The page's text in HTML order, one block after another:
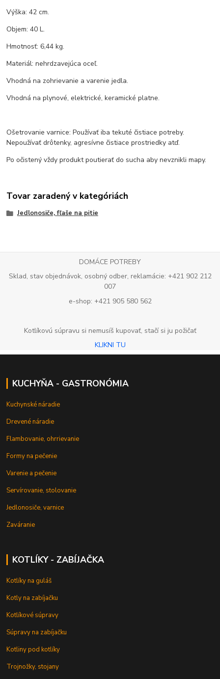
Výška: 42 cm.
Objem: 40 L.
Hmotnosť: 6,44 kg.
Materiál: nehrdzavejúca oceľ.
Vhodná na zohrievanie a varenie jedla.
Vhodná na plynové, elektrické, keramické platne.
Ošetrovanie varnice: Používať iba tekuté čistiace potreby.
Nepoužívať drôtenky, agresívne čistiace prostriedky atď.
Po očistený vždy produkt poutierať do sucha aby nevznikli mapy.
Tovar zaradený v kategóriách
Jedlonosiče, fľaše na pitie
DOMÁCE POTREBY
Sklad, stav objednávok, osobný odber, reklamácie: +421 902 212
007
e-shop: +421 905 580 562
Kotlíkovú súpravu si nemusíš kupovať, stačí si ju požičať
KLIKNI TU
KUCHYŇA - GASTRONÓMIA
Kuchynské náradie
Drevené náradie
Flambovanie, ohrrievanie
Formy na pečenie
Varenie a pečenie
Servírovanie, stolovanie
Jedlonosiče, varnice
Zaváranie
KOTLÍKY - ZABÍJAČKA
Kotlíky na guláš
Kotly na zabíjačku
Kotlíkové súpravy
Súpravy na zabíjačku
Kotliny pod kotlíky
Trojnožky, stojany